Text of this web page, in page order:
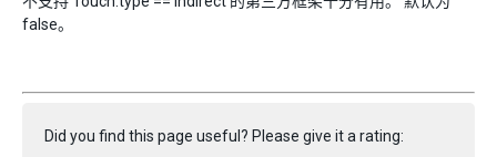
false。
Did you find this page useful? Please give it a rating: